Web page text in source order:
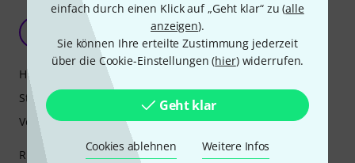
einfach durch einen Klick auf „Geht klar“ zu (alle
anzeigen).
Sie können Ihre erteilte Zustimmung jederzeit
über die Cookie-Einstellungen (hier) widerrufen.
Geht klar
Cookies ablehnen Weitere Infos
Genial Platzsparend
Sebastian759 11.12.2015
Rundsockelstative sind in vielen Bühnensituationen
Handling
Stabilität
Verarbeitung